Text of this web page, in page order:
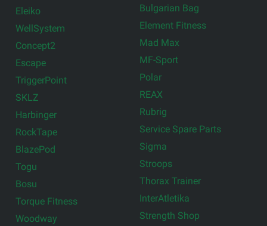
Eleiko
WellSystem
Concept2
Escape
TriggerPoint
SKLZ
Harbinger
RockTape
BlazePod
Togu
Bosu
Torque Fitness
Woodway
Bulgarian Bag
Element Fitness
Mad Max
MF-Sport
Polar
REAX
Rubrig
Service Spare Parts
Sigma
Stroops
Thorax Trainer
InterAtletika
Strength Shop